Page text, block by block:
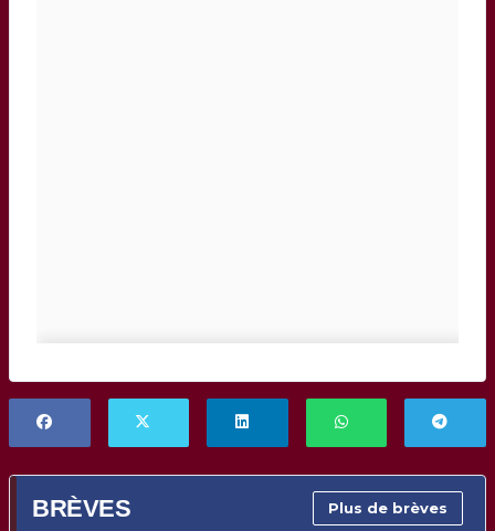
BRÈVES Plus de brèves